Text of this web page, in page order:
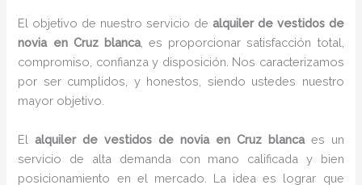
El objetivo de nuestro servicio de alquiler de vestidos de
novia en Cruz blanca, es proporcionar satisfacción total,
compromiso, confianza y disposición. Nos caracterizamos
por ser cumplidos, y honestos, siendo ustedes nuestro
mayor objetivo.
Elalquiler de vestidos de novia en Cruz blanca es un
servicio de alta demanda con mano calificada y bien
posicionamiento en el mercado. La idea es lograr que